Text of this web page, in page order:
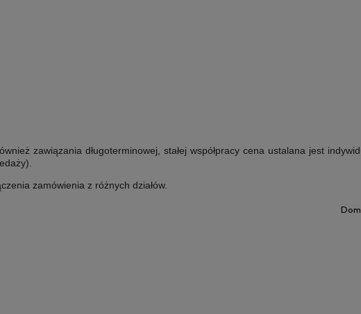
zawiązania długoterminowej, stałej współpracy cena ustalana jest
zamówienia z różnych działów.